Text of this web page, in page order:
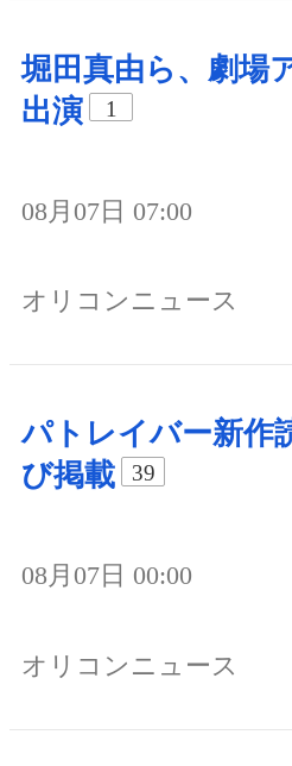
堀田真由ら、劇場
出演
1
08月07日 07:00
オリコンニュース
パトレイバー新作
び掲載
39
08月07日 00:00
オリコンニュース